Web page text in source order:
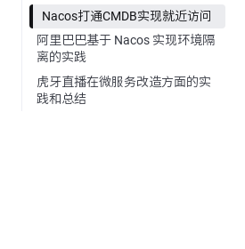
Nacos打通CMDB实现就近访问
阿里巴巴基于 Nacos 实现环境隔
离的实践
虎牙直播在微服务改造方面的实
践和总结